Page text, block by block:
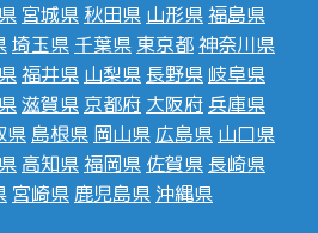
宮城県 秋田県 山形県福島県
埼玉県 千葉県 東京都神奈川県
福井県 山梨県 長野県 岐阜県
滋賀県 京都府 大阪府 兵庫県
県 島根県 岡山県 広島県 山口県
高知県福岡県 佐賀県 長崎県
宮崎県 鹿児島県 沖縄県